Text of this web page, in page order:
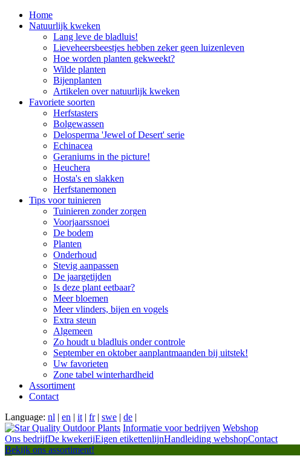
Home
Natuurlijk kweken
Lang leve de bladluis!
Lieveheersbeestjes hebben zeker geen luizenleven
Hoe worden planten gekweekt?
Wilde planten
Bijenplanten
Artikelen over natuurlijk kweken
Favoriete soorten
Herfstasters
Bolgewassen
Delosperma 'Jewel of Desert' serie
Echinacea
Geraniums in the picture!
Heuchera
Hosta's en slakken
Herfstanemonen
Tips voor tuinieren
Tuinieren zonder zorgen
Voorjaarssnoei
De bodem
Planten
Onderhoud
Stevig aanpassen
De jaargetijden
Is deze plant eetbaar?
Meer bloemen
Meer vlinders, bijen en vogels
Extra steun
Algemeen
Zo houdt u bladluis onder controle
September en oktober aanplantmaanden bij uitstek!
Uw favorieten
Zone tabel winterhardheid
Assortiment
Contact
Language: nl | en | it | fr| swe | de |
Informatie voor bedrijven Webshop
Ons bedrijfDe kwekerijEigen etikettenlijnHandleiding webshopContact
Bekijk ons assortiment!